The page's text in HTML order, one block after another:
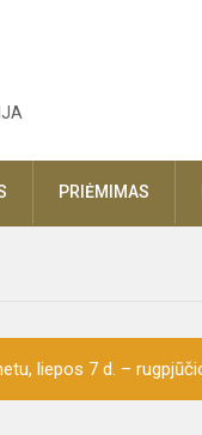
PRIĖMIMAS
liepos 7 d. –